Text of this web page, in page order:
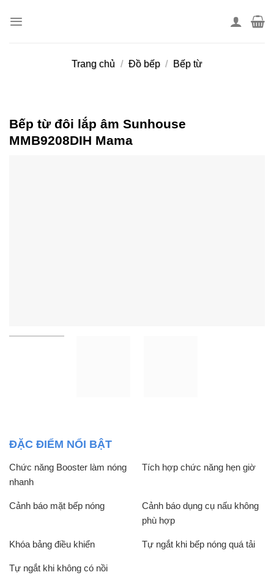
Trang chủ / Đồ bếp / Bếp từ
Bếp từ đôi lắp âm Sunhouse
MMB9208DIH Mama
ĐẶC ĐIỂM NỔI BẬT
Chức năng Booster làm nóng
nhanh
Tích hợp chức năng hẹn giờ
Cảnh báo mặt bếp nóng
Cảnh báo dụng cụ nấu không
phù hợp
Khóa bảng điều khiển Tự ngắt khi bếp nóng quá tải
Tự ngắt khi không có nồi